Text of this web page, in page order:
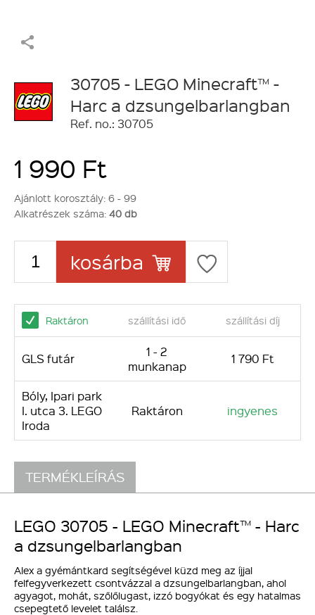
30705 - LEGO Minecraft™ -
Harc a dzsungelbarlangban
Ref. no.: 30705
1 990 Ft
Ajánlott korosztály: 6 - 99
Alkatrészek száma: 40 db
kosárba
Raktáron szállítási idő szállítási díj
GLS futár
1 - 2
munkanap
1 790 Ft
Bóly, Ipari park
I. utca 3. LEGO
Iroda
Raktáron ingyenes
TERMÉKLEÍRÁS
LEGO 30705 - LEGO Minecraft™ - Harc
a dzsungelbarlangban
Alex a gyémántkard segítségével küzd meg az íjjal
felfegyverkezett csontvázzal a dzsungelbarlangban, ahol
agyagot, mohát, szőlőlugast, izzó bogyókat és egy hatalmas
csepegtető levelet találsz.